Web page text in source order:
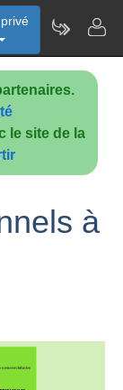
le site de la
à